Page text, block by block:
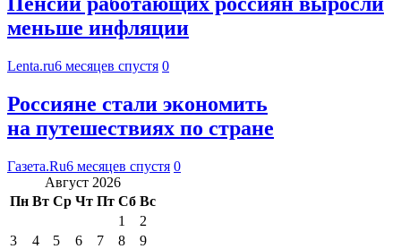
меньше инфляции
Lenta.ru6 месяцев спустя 0
Россияне стали экономить
на путешествиях по стране
Газета.Ru6 месяцев спустя 0
Август 2026
Пн Вт Ср Чт Пт Сб Вс
1
2
3
4 5 6 7 8
9